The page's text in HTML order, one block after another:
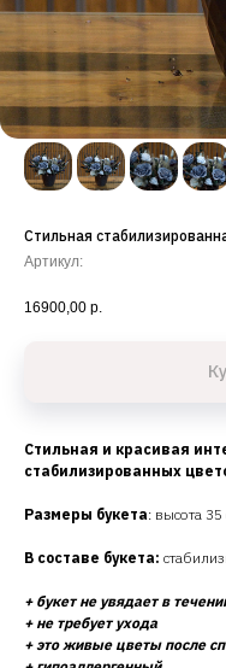
Стильная
Артикул:
16900,00 р.
Стильная и красивая
стабилизированных
Размеры букета: высота
В составе букета:
+ букет не увядает в
+ не требует ухода
+ это живые цветы после